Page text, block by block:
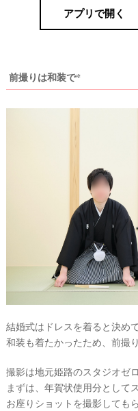
アプリで開く
前撮りは和装で*
結婚式はドレスを着ると決め
和装も着たかったため、前撮
撮影は地元姫路のスタジオゼ
まずは、年賀状使用分として
お座りショットを撮影しても
試
レ
ポ